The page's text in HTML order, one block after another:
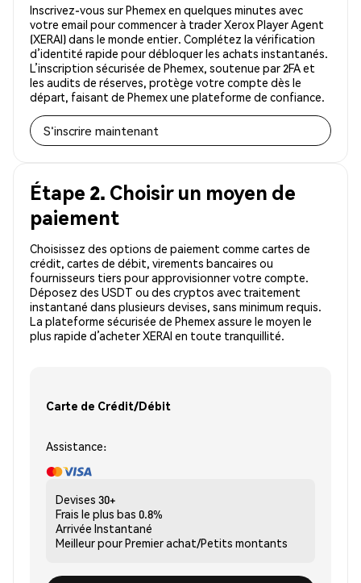
Inscrivez-vous sur Phemex en quelques minutes avec
votre email pour commencer à trader Xerox Player Agent
(XERAI) dans le monde entier. Complétez la vérification
d’identité rapide pour débloquer les achats instantanés.
L’inscription sécurisée de Phemex, soutenue par 2FA et
les audits de réserves, protège votre compte dès le
départ, faisant de Phemex une plateforme de confiance.
S'inscrire maintenant
Étape 2. Choisir un moyen de
paiement
Choisissez des options de paiement comme cartes de
crédit, cartes de débit, virements bancaires ou
fournisseurs tiers pour approvisionner votre compte.
Déposez des USDT ou des cryptos avec traitement
instantané dans plusieurs devises, sans minimum requis.
La plateforme sécurisée de Phemex assure le moyen le
plus rapide d’acheter XERAI en toute tranquillité.
Carte de Crédit/Débit
Assistance:
Devises 30+
Frais le plus bas 0.8%
Arrivée Instantané
Meilleur pourPremier achat/Petits montants